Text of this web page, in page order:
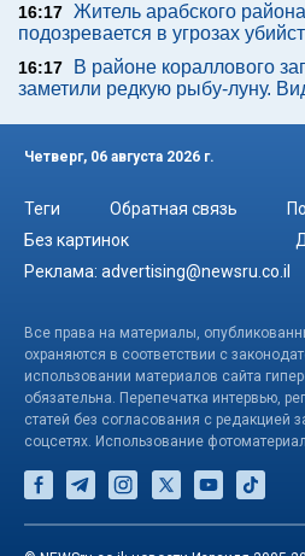
16:17 Житель арабского
подозревается в угрозах
16:17
В районе кораллового
заметили редкую рыбу-луну.
Четверг, 06 августа 2026 г.
Теги Обратная связь
Без картинок
Реклама: advertising@newsru.co.il
Все права на материалы,
охраняются в соответствии с
использовании материалов сайта
обязательна. Перепечатка интервью,
статей без согласования с редакцией
соцсетях. Использование